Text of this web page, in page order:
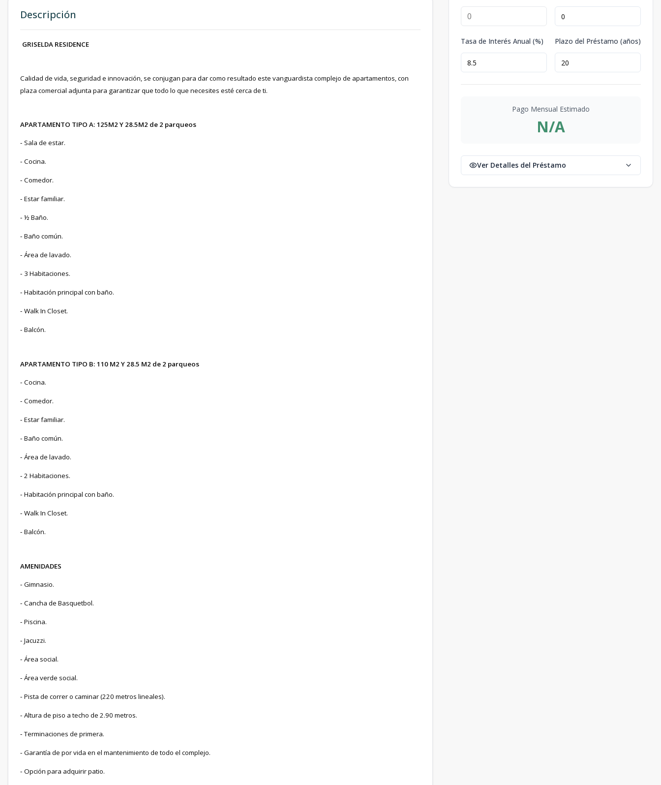
Descripción
GRISELDA RESIDENCE
Calidad de vida, seguridad e innovación, se conjugan para dar como resultado este vanguardista complejo de apartamentos, con
plaza comercial adjunta para garantizar que todo lo que necesites esté cerca de ti.
APARTAMENTO TIPO A: 125M2 Y 28.5M2 de 2 parqueos
- Sala de estar.
- Cocina.
- Comedor.
- Estar familiar.
- ½ Baño.
- Baño común.
- Área de lavado.
- 3 Habitaciones.
- Habitación principal con baño.
- Walk In Closet.
- Balcón.
APARTAMENTO TIPO B: 110 M2 Y 28.5 M2 de 2 parqueos
- Cocina.
- Comedor.
- Estar familiar.
- Baño común.
- Área de lavado.
- 2 Habitaciones.
- Habitación principal con baño.
- Walk In Closet.
- Balcón.
AMENIDADES
- Gimnasio.
- Cancha de Basquetbol.
- Piscina.
- Jacuzzi.
- Área social.
- Área verde social.
- Pista de correr o caminar (220 metros lineales).
- Altura de piso a techo de 2.90 metros.
- Terminaciones de primera.
- Garantía de por vida en el mantenimiento de todo el complejo.
- Opción para adquirir patio.
Tasa de Interés Anual (%) Plazo del Préstamo (años)
Pago Mensual Estimado
N/A
Ver Detalles del Préstamo